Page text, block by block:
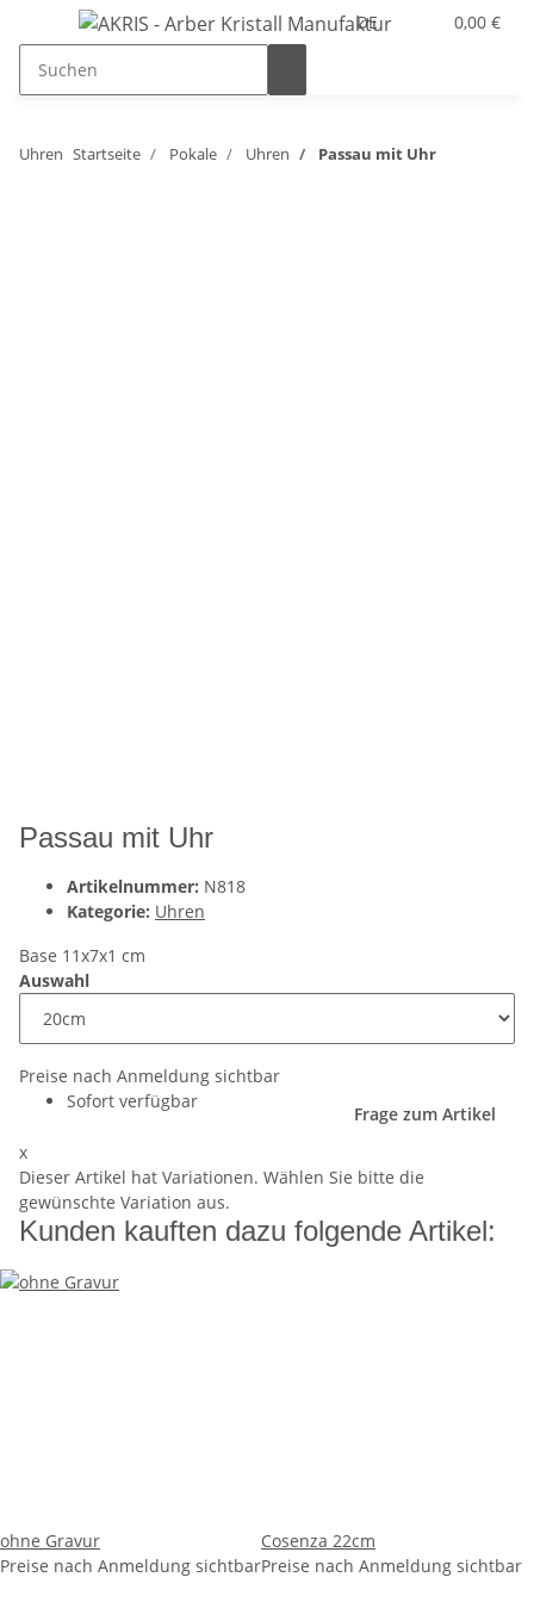
DE 0,00 €
Uhren Startseite Pokale Uhren Passau mit Uhr
Passau mit Uhr
Artikelnummer: N818
Kategorie: Uhren
Base 11x7x1 cm
Auswahl
Preise nach Anmeldung sichtbar
Sofort verfügbar
Frage zum Artikel
x
Dieser Artikel hat Variationen. Wählen Sie bitte die
gewünschte Variation aus.
Kunden kauften dazu folgende Artikel:
ohne Gravur
Preise nach Anmeldung sichtbar
Cosenza 22cm
Preise nach Anmeldung sichtbar